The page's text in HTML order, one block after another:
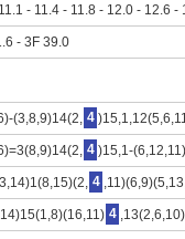
- 11.4 - 11.8 - 12.0 - 12.6 -
- 3F 39.0
(3,8,9)14(2, 4
4 )15,1-
4
4